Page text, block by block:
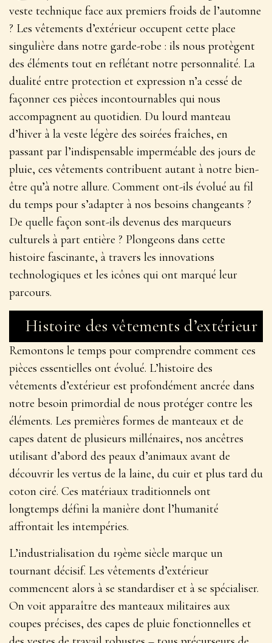
veste technique face aux premiers froids de l’automne
? Les vêtements d’extérieur occupent cette place
singulière dans notre garde-robe : ils nous protègent
des éléments tout en reflétant notre personnalité. La
dualité entre protection et expression n’a cessé de
façonner ces pièces incontournables qui nous
accompagnent au quotidien. Du lourd manteau
d’hiver à la veste légère des soirées fraîches, en
passant par l’indispensable imperméable des jours de
pluie, ces vêtements contribuent autant à notre bien-
être qu’à notre allure. Comment ont-ils évolué au fil
du temps pour s’adapter à nos besoins changeants ?
De quelle façon sont-ils devenus des marqueurs
culturels à part entière ? Plongeons dans cette
histoire fascinante, à travers les innovations
technologiques et les icônes qui ont marqué leur
parcours.
Histoire des vêtements d’extérieur
Remontons le temps pour comprendre comment ces
pièces essentielles ont évolué. L’histoire des
vêtements d’extérieur est profondément ancrée dans
notre besoin primordial de nous protéger contre les
éléments. Les premières formes de manteaux et de
capes datent de plusieurs millénaires, nos ancêtres
utilisant d’abord des peaux d’animaux avant de
découvrir les vertus de la laine, du cuir et plus tard du
coton ciré. Ces matériaux traditionnels ont
longtemps défini la manière dont l’humanité
affrontait les intempéries.
L’industrialisation du 19ème siècle marque un
tournant décisif. Les vêtements d’extérieur
commencent alors à se standardiser et à se spécialiser.
On voit apparaître des manteaux militaires aux
coupes précises, des capes de pluie fonctionnelles et